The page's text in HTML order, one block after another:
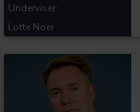
Underviser:
Lotte Noer